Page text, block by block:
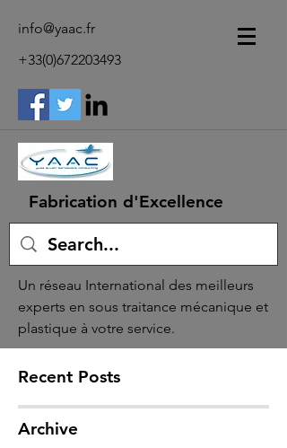
info@yaac.fr
+33(0)672203493
Fabrication d'Excellence
Un réseau International des meilleurs
experts en sous traitance mécanique et
plastique à votre service.
Recent Posts
Archive